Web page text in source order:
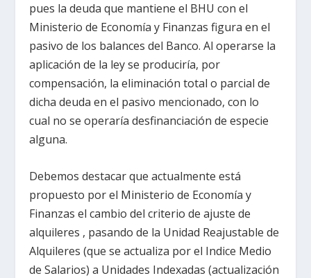
pues la deuda que mantiene el BHU con el
Ministerio de Economía y Finanzas figura en el
pasivo de los balances del Banco. Al operarse la
aplicación de la ley se produciría, por
compensación, la eliminación total o parcial de
dicha deuda en el pasivo mencionado, con lo
cual no se operaría desfinanciación de especie
alguna.
Debemos destacar que actualmente está
propuesto por el Ministerio de Economía y
Finanzas el cambio del criterio de ajuste de
alquileres , pasando de la Unidad Reajustable de
Alquileres (que se actualiza por el Indice Medio
de Salarios) a Unidades Indexadas (actualización